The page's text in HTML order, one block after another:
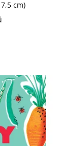
cm)